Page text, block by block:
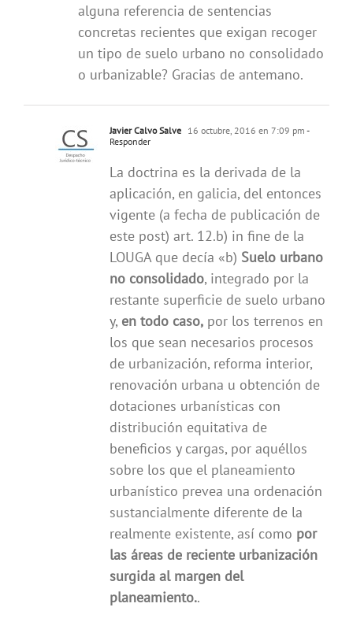
alguna referencia de sentencias
concretas recientes que exigan recoger
un tipo de suelo urbano no consolidado
o urbanizable? Gracias de antemano.
Javier Calvo Salve 16 octubre, 2016 en 7:09 pm -
Responder
La doctrina es la derivada de la
aplicación, en galicia, del entonces
vigente (a fecha de publicación de
este post) art. 12.b) in fine de la
LOUGA que decía «b) Suelo urbano
no consolidado, integrado por la
restante superficie de suelo urbano
y, en todo caso, por los terrenos en
los que sean necesarios procesos
de urbanización, reforma interior,
renovación urbana u obtención de
dotaciones urbanísticas con
distribución equitativa de
beneficios y cargas, por aquéllos
sobre los que el planeamiento
urbanístico prevea una ordenación
sustancialmente diferente de la
realmente existente, así como por
las áreas de reciente urbanización
surgida al margen del
planeamiento..